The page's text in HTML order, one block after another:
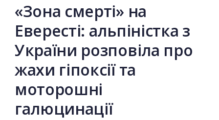
«Зона смерті» на
Евересті: альпіністка з
України розповіла про
жахи гіпоксії та
моторошні
галюцинації